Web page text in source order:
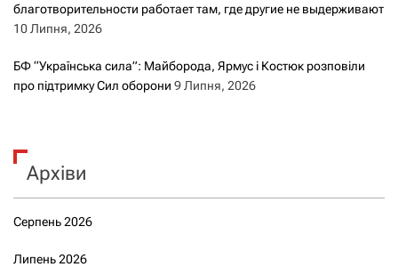
благотворительности работает там, где другие не выдерживают
10 Липня, 2026
БФ “Українська сила”: Майборода, Ярмус і Костюк розповіли
про підтримку Сил оборони 9 Липня, 2026
Архіви
Серпень 2026
Липень 2026